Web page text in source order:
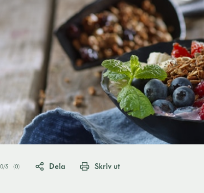
0/5 (0) Dela Skriv ut